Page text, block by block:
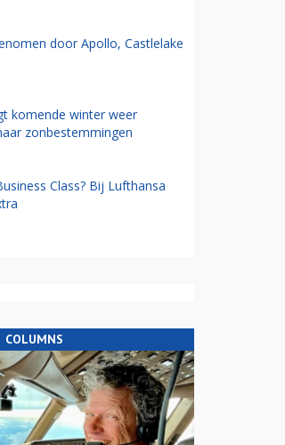
door Apollo, Castlelake
komende winter weer
zonbestemmingen
Class? Bij Lufthansa
COLUMNS